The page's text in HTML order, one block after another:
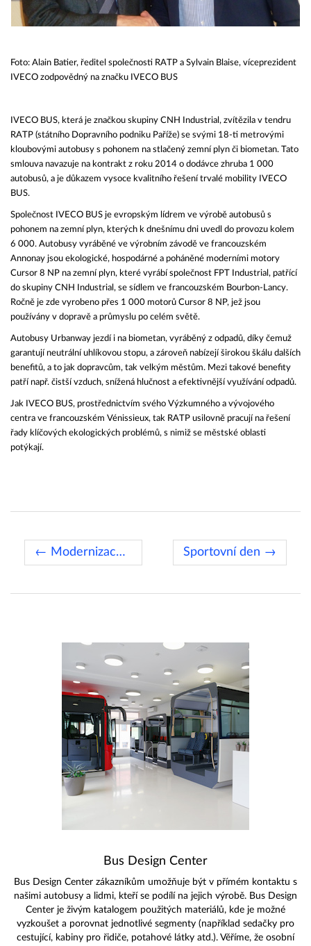
Foto: Alain Batier, ředitel společnosti RATP a Sylvain Blaise, víceprezident
IVECO zodpovědný na značku IVECO BUS
IVECO BUS, která je značkou skupiny CNH Industrial, zvítězila v tendru
RATP (státního Dopravního podniku Paříže) se svými 18-ti metrovými
kloubovými autobusy s pohonem na stlačený zemní plyn či biometan. Tato
smlouva navazuje na kontrakt z roku 2014 o dodávce zhruba 1 000
autobusů, a je důkazem vysoce kvalitního řešení trvalé mobility IVECO
BUS.
Společnost IVECO BUS je evropským lídrem ve výrobě autobusů s
pohonem na zemní plyn, kterých k dnešnímu dni uvedl do provozu kolem
6 000. Autobusy vyráběné ve výrobním závodě ve francouzském
Annonay jsou ekologické, hospodárné a poháněné moderními motory
Cursor 8 NP na zemní plyn, které vyrábí společnost FPT Industrial, patřící
do skupiny CNH Industrial, se sídlem ve francouzském Bourbon-Lancy.
Ročně je zde vyrobeno přes 1 000 motorů Cursor 8 NP, jež jsou
používány v dopravě a průmyslu po celém světě.
Autobusy Urbanway jezdí i na biometan, vyráběný z odpadů, díky čemuž
garantují neutrální uhlíkovou stopu, a zároveň nabízejí širokou škálu dalších
benefitů, a to jak dopravcům, tak velkým městům. Mezi takové benefity
patří např. čistší vzduch, snížená hlučnost a efektivnější využívání odpadů.
Jak IVECO BUS, prostřednictvím svého Výzkumného a vývojového
centra ve francouzském Vénissieux, tak RATP usilovně pracují na řešení
řady klíčových ekologických problémů, s nimiž se městské oblasti
potýkají.
← Modernizace výrobního závodu Sportovní den →
Bus Design Center
Bus Design Center zákazníkům umožňuje být v přímém kontaktu s
našimi autobusy a lidmi, kteří se podílí na jejich výrobě. Bus Design
Center je živým katalogem použitých materiálů, kde je možné
vyzkoušet a porovnat jednotlivé segmenty (například sedačky pro
cestující, kabiny pro řidiče, potahové látky atd.). Věříme, že osobní